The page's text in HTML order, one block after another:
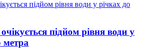
підйом рівня води у
метра